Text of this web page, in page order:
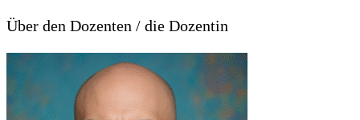
Über den Dozenten / die Dozentin